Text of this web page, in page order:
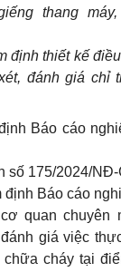
thang
định thiết kế
đánh giá chỉ
Báo cáo
số 175/2024/
định Báo cáo
quan chuyên
giá việc
chữa cháy tại